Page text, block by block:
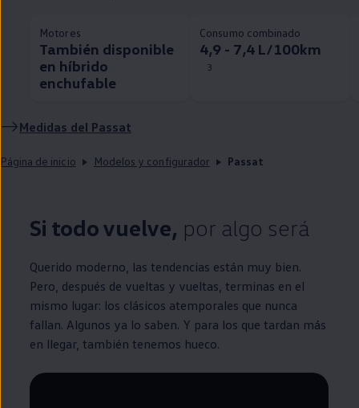
Motores
También disponible
en híbrido
enchufable
Consumo combinado
4,9 - 7,4 L/100km
3
Medidas del Passat
Página de inicio Modelos y configurador Passat
Si todo vuelve, por algo será
Querido moderno, las tendencias están muy bien.
Pero, después de vueltas y vueltas, terminas en el
mismo lugar: los clásicos atemporales que nunca
fallan. Algunos ya lo saben. Y para los que tardan más
en llegar, también tenemos hueco.